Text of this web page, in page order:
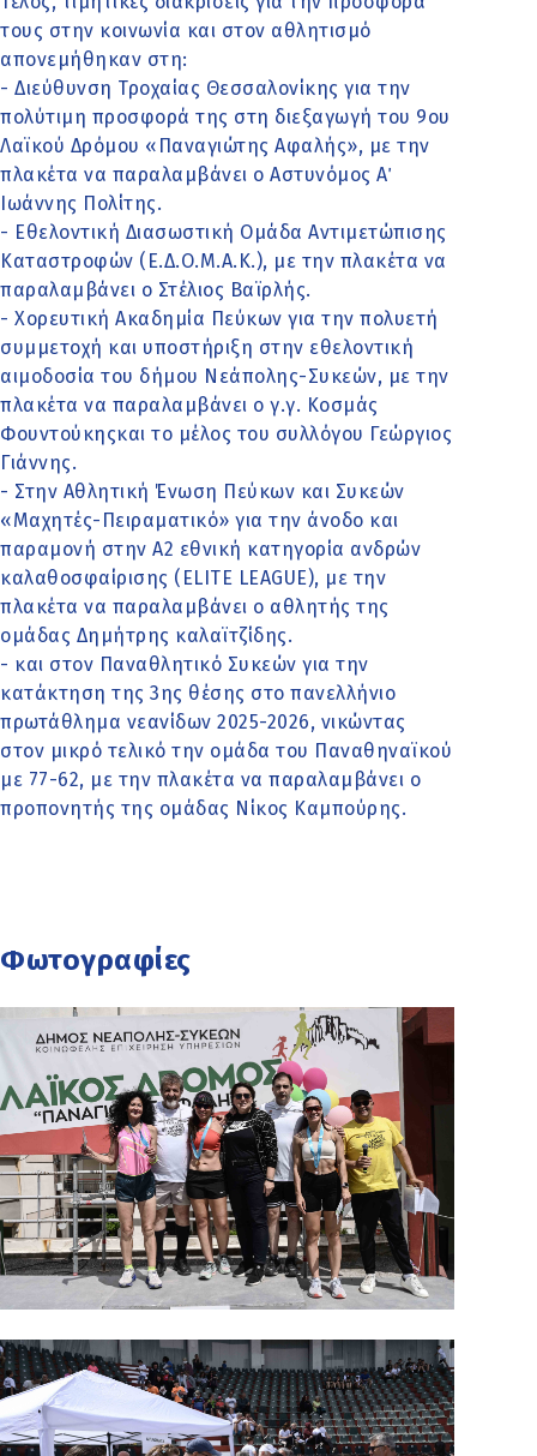
τους στην κοινωνία και στον αθλητισμό
απονεμήθηκαν στη:
- Διεύθυνση Τροχαίας Θεσσαλονίκης για την
πολύτιμη προσφορά της στη διεξαγωγή του 9ου
Λαϊκού Δρόμου «Παναγιώτης Αφαλής», με την
πλακέτα να παραλαμβάνει ο Αστυνόμος Α΄
Ιωάννης Πολίτης.
- Εθελοντική Διασωστική Ομάδα Αντιμετώπισης
Καταστροφών (Ε.Δ.Ο.Μ.Α.Κ.), με την πλακέτα να
παραλαμβάνει ο Στέλιος Βαϊρλής.
- Χορευτική Ακαδημία Πεύκων για την πολυετή
συμμετοχή και υποστήριξη στην εθελοντική
αιμοδοσία του δήμου Νεάπολης-Συκεών, με την
πλακέτα να παραλαμβάνει ο γ.γ. Κοσμάς
Φουντούκηςκαι το μέλος του συλλόγου Γεώργιος
Γιάννης.
- Στην Αθλητική Ένωση Πεύκων και Συκεών
«Μαχητές-Πειραματικό» για την άνοδο και
παραμονή στην A2 εθνική κατηγορία ανδρών
καλαθοσφαίρισης (ELITE LEAGUE), με την
πλακέτα να παραλαμβάνει ο αθλητής της
ομάδας Δημήτρης καλαϊτζίδης.
- και στον Παναθλητικό Συκεών για την
κατάκτηση της 3ης θέσης στο πανελλήνιο
πρωτάθλημα νεανίδων 2025-2026, νικώντας
στον μικρό τελικό την ομάδα του Παναθηναϊκού
με 77-62, με την πλακέτα να παραλαμβάνει ο
προπονητής της ομάδας Νίκος Καμπούρης.
Φωτογραφίες